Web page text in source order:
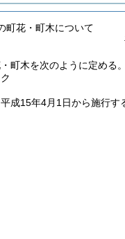
町花・町木について
町木を次のように定める。
成15年4月1日から施行す